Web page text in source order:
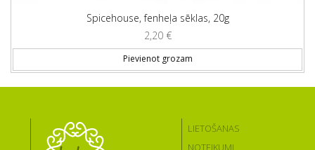
Spicehouse, fenheļa sēklas, 20g
2,20 €
Pievienot grozam
LIETOŠANAS
NOTEIKUMI